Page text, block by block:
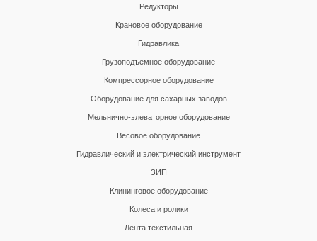
Редукторы
Крановое оборудование
Гидравлика
Грузоподъемное оборудование
Компрессорное оборудование
Оборудование для сахарных заводов
Мельнично-элеваторное оборудование
Весовое оборудование
Гидравлический и электрический инструмент
ЗИП
Клининговое оборудование
Колеса и ролики
Лента текстильная